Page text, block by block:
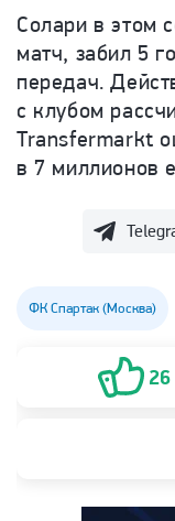
Солари в этом
матч, забил 5
передач.
с клубом
Transfermarkt
в 7 миллионов
ФК Спартак (Москва)
26